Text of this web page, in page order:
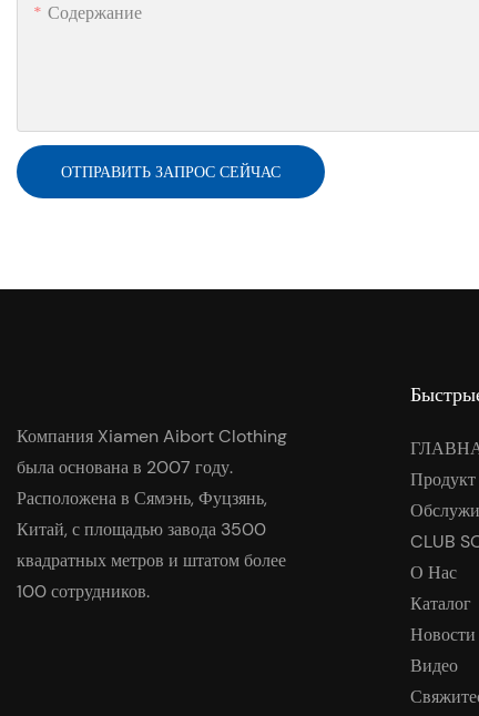
Содержание
ОТПРАВИТЬ ЗАПРОС СЕЙЧАС
Компания Xiamen Aibort Clothing
была основана в 2007 году.
Расположена в Сямэнь, Фуцзянь,
Китай, с площадью завода 3500
квадратных метров и штатом более
100 сотрудников.
Продукт
CLUB
О Нас
Каталог
Новости
Видео